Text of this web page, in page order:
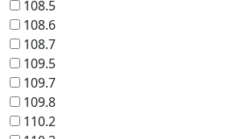
108.5
108.6
108.7
109.5
109.7
109.8
110.2